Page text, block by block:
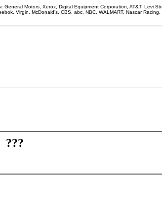
Motors, Xerox, Digital Equipment Corporation, AT&T, Levi
Virgin, McDonald's, CBS, abc, NBC, WALMART, Nascar